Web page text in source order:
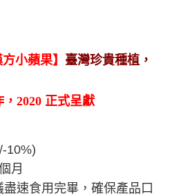
小蘋果】 臺灣珍貴種植，
2020 正式呈獻
10%)
月
速食用完畢，確保產品口